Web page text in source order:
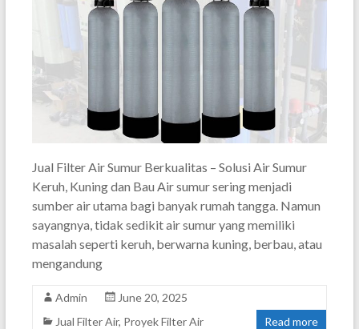
Jual Filter Air Sumur Berkualitas – Solusi Air Sumur
Keruh, Kuning dan Bau Air sumur sering menjadi
sumber air utama bagi banyak rumah tangga. Namun
sayangnya, tidak sedikit air sumur yang memiliki
masalah seperti keruh, berwarna kuning, berbau, atau
mengandung
Admin
June 20, 2025
Jual Filter Air, Proyek Filter Air Read more